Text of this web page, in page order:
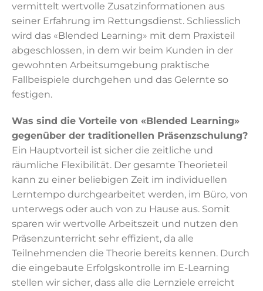
vermittelt wertvolle Zusatzinformationen aus
seiner Erfahrung im Rettungsdienst. Schliesslich
wird das «Blended Learning» mit dem Praxisteil
abgeschlossen, in dem wir beim Kunden in der
gewohnten Arbeitsumgebung praktische
Fallbeispiele durchgehen und das Gelernte so
festigen.
Was sind die Vorteile von «Blended Learning»
gegenüber der traditionellen Präsenzschulung?
Ein Hauptvorteil ist sicher die zeitliche und
räumliche Flexibilität. Der gesamte Theorieteil
kann zu einer beliebigen Zeit im individuellen
Lerntempo durchgearbeitet werden, im Büro, von
unterwegs oder auch von zu Hause aus. Somit
sparen wir wertvolle Arbeitszeit und nutzen den
Präsenzunterricht sehr effizient, da alle
Teilnehmenden die Theorie bereits kennen. Durch
die eingebaute Erfolgskontrolle im E-Learning
stellen wir sicher, dass alle die Lernziele erreicht